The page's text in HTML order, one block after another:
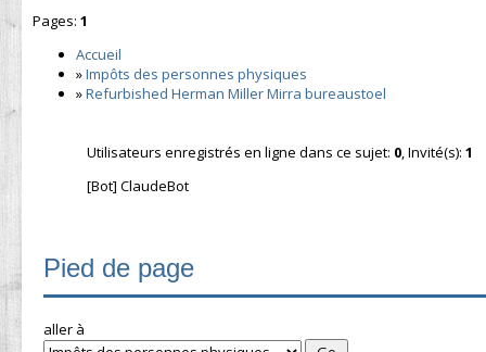
Pages: 1
Accueil
»Impôts des personnes physiques
»Refurbished Herman Miller Mirra bureaustoel
Utilisateurs enregistrés en ligne dans ce sujet: 0, Invité(s): 1
[Bot] ClaudeBot
Pied de page
aller à